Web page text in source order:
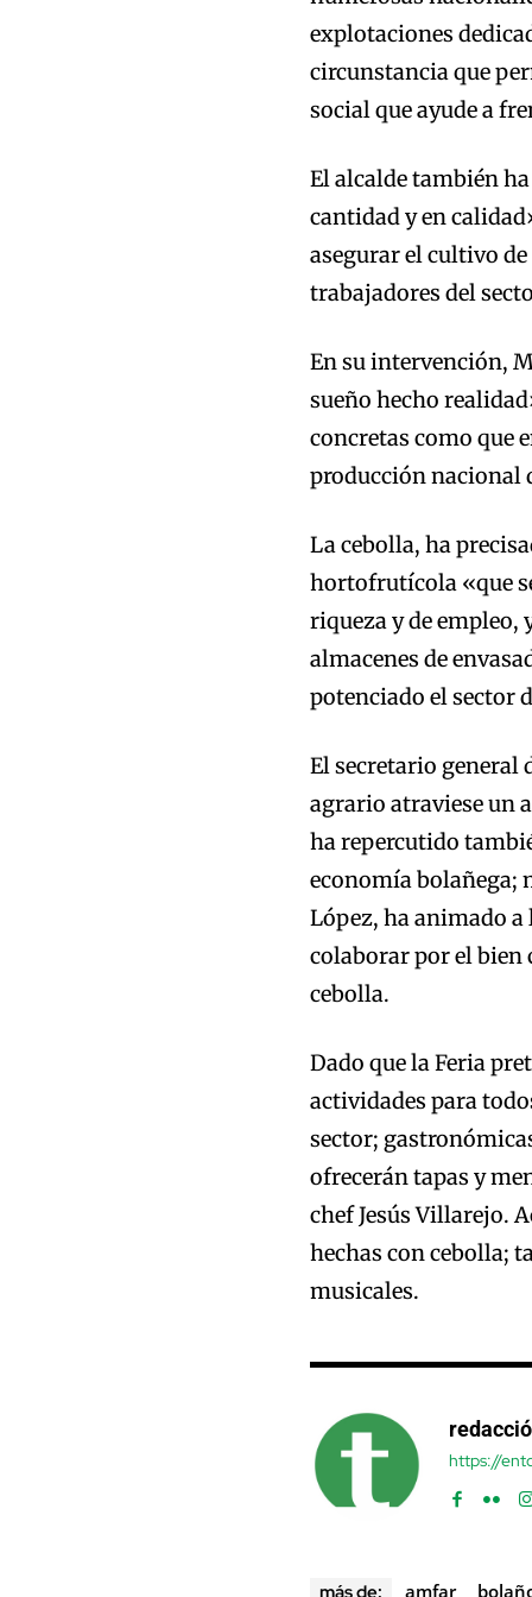
explotaciones
circunstancia que
social que ayude a
El alcalde también
cantidad y en
asegurar el cultivo
trabajadores del
En su intervención,
sueño hecho
concretas como que
producción nacional
La cebolla, ha
hortofrutícola «que
riqueza y de empleo,
almacenes de
potenciado el sector
El secretario general
agrario atraviese un
ha repercutido
economía bolañega;
López, ha animado a
colaborar por el bien
cebolla.
Dado que la Feria
actividades para
sector;
ofrecerán tapas y
chef Jesús Villarejo.
hechas con cebolla;
musicales.
https://
más de: amfar